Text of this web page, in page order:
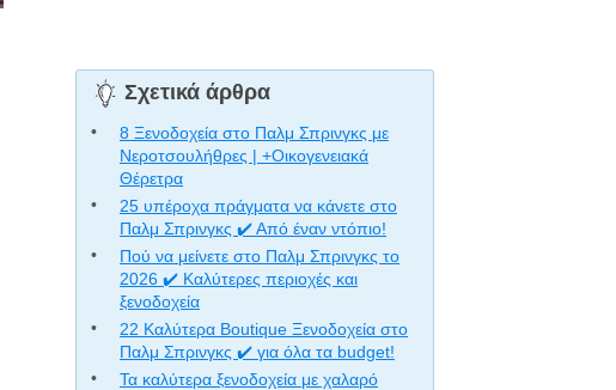
Σχετικά άρθρα
8 Ξενοδοχεία στο Παλμ Σπρινγκς με
Νεροτσουλήθρες | +Οικογενειακά
Θέρετρα
25 υπέροχα πράγματα να κάνετε στο
Παλμ Σπρινγκς ✔️ Από έναν ντόπιο!
Πού να μείνετε στο Παλμ Σπρινγκς το
2026 ✔️ Καλύτερες περιοχές και
ξενοδοχεία
22 Καλύτερα Boutique Ξενοδοχεία στο
Παλμ Σπρινγκς ✔️ για όλα τα budget!
Τα καλύτερα ξενοδοχεία με χαλαρό